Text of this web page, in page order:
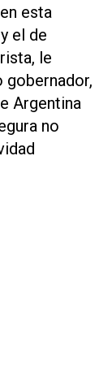
esta
el de
le
gobernador,
Argentina
no